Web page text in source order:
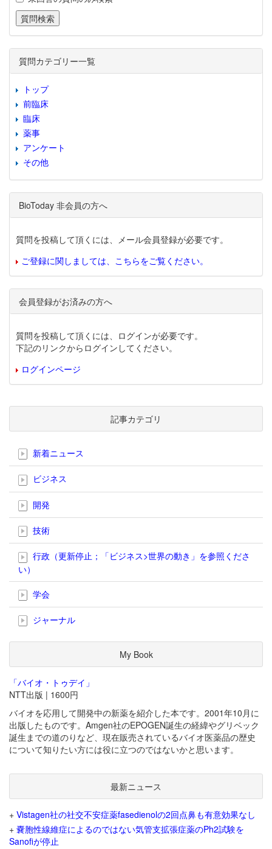
質問カテゴリー一覧
トップ
前臨床
臨床
薬事
アンケート
その他
BioToday 非会員の方へ
質問を投稿して頂くには、メール会員登録が必要です。
ご登録に関しましては、こちらをご覧ください。
会員登録がお済みの方へ
質問を投稿して頂くには、ログインが必要です。
下記のリンクからログインしてください。
ログインページ
記事カテゴリ
新着ニュース
ビジネス
開発
技術
行政（更新停止；「ビジネス>世界の動き」を参照くださ
い）
学会
ジャーナル
My Book
「バイオ・トゥデイ」
NTT出版 | 1600円
バイオを応用して開発中の新薬を紹介した本です。2001年10月に
出版したものです。Amgen社のEPOGEN誕生の経緯やグリベック
誕生までの道のりなど、現在販売されているバイオ医薬品の歴史
について知りたい方には役に立つのではないかと思います。
最新ニュース
+ Vistagen社の社交不安症薬fasedienolの2回点鼻も有意効果なし
+ 嚢胞性線維症によるのではない気管支拡張症薬のPh2試験を
Sanofiが停止